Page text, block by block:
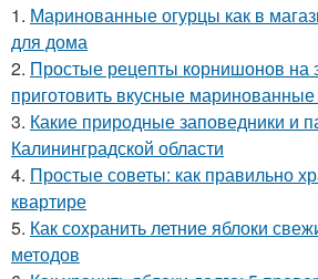
1. Маринованные огурцы как в
для дома
2. Простые рецепты корнишонов на
приготовить вкусные маринованные
3. Какие природные заповедники и
Калининградской области
4. Простые советы: как правильно
квартире
5. Как сохранить летние яблоки
методов